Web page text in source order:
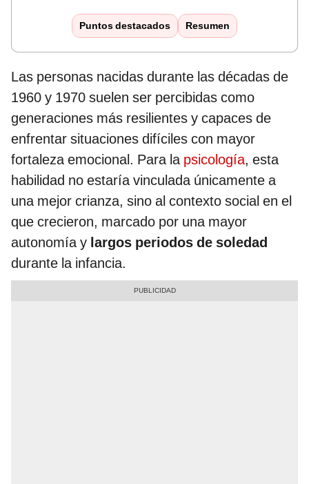
Puntos destacados Resumen
Las personas nacidas durante las décadas de
1960 y 1970 suelen ser percibidas como
generaciones más resilientes y capaces de
enfrentar situaciones difíciles con mayor
fortaleza emocional. Para la psicología, esta
habilidad no estaría vinculada únicamente a
una mejor crianza, sino al contexto social en el
que crecieron, marcado por una mayor
autonomía y largos periodos de soledad
durante la infancia.